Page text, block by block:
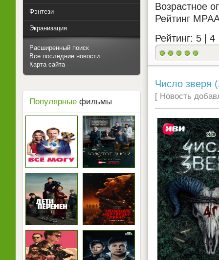
Возрастное
Рейтинг
Рейтинг: 5 | 4
Число зверя
[ Новость
Фэнтези
Экранизация
Расширенный поиск
Все последние новости
Карта сайта
Популярные фильмы